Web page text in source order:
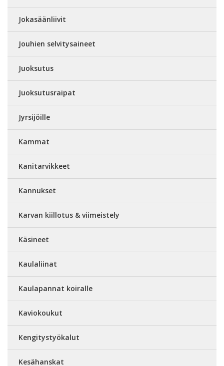
Jokasäänliivit
Jouhien selvitysaineet
Juoksutus
Juoksutusraipat
Jyrsijöille
Kammat
Kanitarvikkeet
Kannukset
Karvan kiillotus & viimeistely
Käsineet
Kaulaliinat
Kaulapannat koiralle
Kaviokoukut
Kengitystyökalut
Kesähanskat